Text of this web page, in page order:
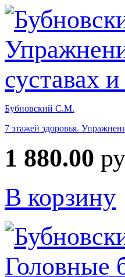
Бубновский С.М.
7 этажей здоровья.
1 880.00
В корзину